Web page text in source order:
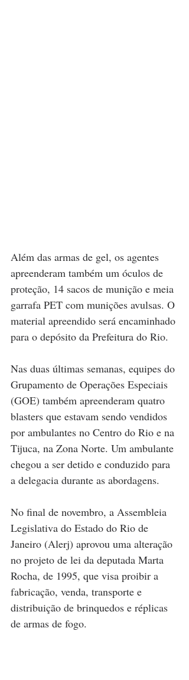
Além das armas de gel, os agentes
apreenderam também um óculos de
proteção, 14 sacos de munição e meia
garrafa PET com munições avulsas. O
material apreendido será encaminhado
para o depósito da Prefeitura do Rio.
Nas duas últimas semanas, equipes do
Grupamento de Operações Especiais
(GOE) também apreenderam quatro
blasters que estavam sendo vendidos
por ambulantes no Centro do Rio e na
Tijuca, na Zona Norte. Um ambulante
chegou a ser detido e conduzido para
a delegacia durante as abordagens.
No final de novembro, a Assembleia
Legislativa do Estado do Rio de
Janeiro (Alerj) aprovou uma alteração
no projeto de lei da deputada Marta
Rocha, de 1995, que visa proibir a
fabricação, venda, transporte e
distribuição de brinquedos e réplicas
de armas de fogo.